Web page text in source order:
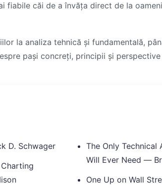
fiabile căi de a învăța direct de la
la analiza tehnică și fundamentală,
pași concreți, principii și
D. Schwager
The Only Technical
Will Ever Need —
One Up on Wall